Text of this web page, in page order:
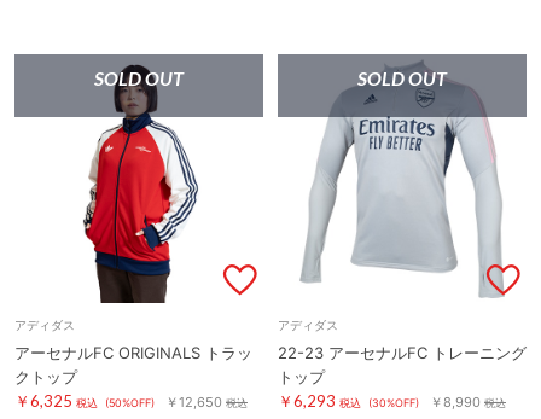
SOLD OUT
アディダス
アーセナルFC ORIGINALS トラッ
クトップ
￥6,325 税込 (50%OFF) ￥12,650 税込
SOLD OUT
アディダス
22-23 アーセナルFC トレーニング
トップ
￥6,293 税込 (30%OFF) ￥8,990 税込